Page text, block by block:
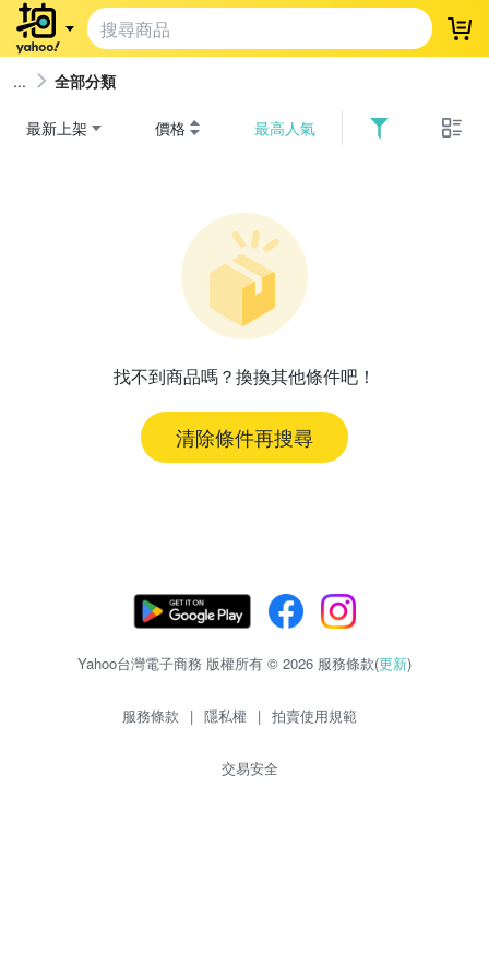
登
全部分類
最新上架 價格 最高人氣
找不到商品嗎？換換其他條件吧！
清除條件再搜尋
Yahoo台灣電子商務 版權所有 © 2026 服務條款(更新)
服務條款 | 隱私權 | 拍賣使用規範
交易安全